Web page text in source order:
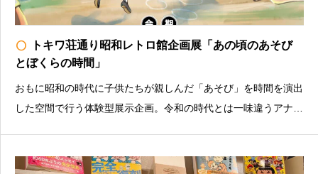
radio_button_unchecked
トキワ荘通り昭和レトロ館企画展「あの頃のあそび
とぼくらの時間」
おもに昭和の時代に子供たちが親しんだ「あそび」を時間を演出
した空間で行う体験型展示企画。令和の時代とは一味違うアナロ
プを開催予定！詳しくは公式HPをご確認ください。トキ